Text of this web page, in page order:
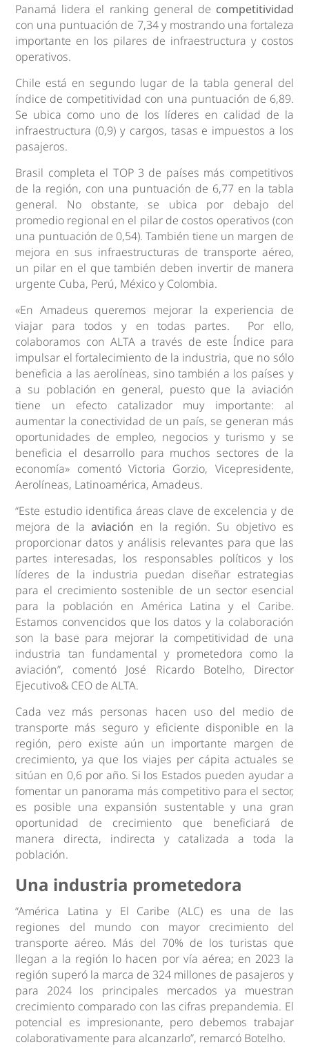
Panamá lidera el ranking general de competitividad
con una puntuación de 7,34 y mostrando una fortaleza
importante en los pilares de infraestructura y costos
operativos.
Chile está en segundo lugar de la tabla general del
índice de competitividad con una puntuación de 6,89.
Se ubica como uno de los líderes en calidad de la
infraestructura (0,9) y cargos, tasas e impuestos a los
pasajeros.
Brasil completa el TOP 3 de países más competitivos
de la región, con una puntuación de 6,77 en la tabla
general. No obstante, se ubica por debajo del
promedio regional en el pilar de costos operativos (con
una puntuación de 0,54). También tiene un margen de
mejora en sus infraestructuras de transporte aéreo,
un pilar en el que también deben invertir de manera
urgente Cuba, Perú, México y Colombia.
«En Amadeus queremos mejorar la experiencia de
viajar para todos y en todas partes. Por ello,
colaboramos con ALTA a través de este Índice para
impulsar el fortalecimiento de la industria, que no sólo
beneficia a las aerolíneas, sino también a los países y
a su población en general, puesto que la aviación
tiene un efecto catalizador muy importante: al
aumentar la conectividad de un país, se generan más
oportunidades de empleo, negocios y turismo y se
beneficia el desarrollo para muchos sectores de la
economía» comentó Victoria Gorzio, Vicepresidente,
Aerolíneas, Latinoamérica, Amadeus.
“Este estudio identifica áreas clave de excelencia y de
mejora de laaviación en la región. Su objetivo es
proporcionar datos y análisis relevantes para que las
partes interesadas, los responsables políticos y los
líderes de la industria puedan diseñar estrategias
para el crecimiento sostenible de un sector esencial
para la población en América Latina y el Caribe.
Estamos convencidos que los datos y la colaboración
son la base para mejorar la competitividad de una
industria tan fundamental y prometedora como la
aviación”, comentó José Ricardo Botelho, Director
Ejecutivo& CEO de ALTA.
Cada vez más personas hacen uso del medio de
transporte más seguro y eficiente disponible en la
región, pero existe aún un importante margen de
crecimiento, ya que los viajes per cápita actuales se
sitúan en 0,6 por año. Si los Estados pueden ayudar a
fomentar un panorama más competitivo para el sector,
es posible una expansión sustentable y una gran
oportunidad de crecimiento que beneficiará de
manera directa, indirecta y catalizada a toda la
población.
Una industria prometedora
“América Latina y El Caribe (ALC) es una de las
regiones del mundo con mayor crecimiento del
transporte aéreo. Más del 70% de los turistas que
llegan a la región lo hacen por vía aérea; en 2023 la
región superó la marca de 324 millones de pasajeros y
para 2024 los principales mercados ya muestran
crecimiento comparado con las cifras prepandemia. El
potencial es impresionante, pero debemos trabajar
colaborativamente para alcanzarlo”, remarcó Botelho.